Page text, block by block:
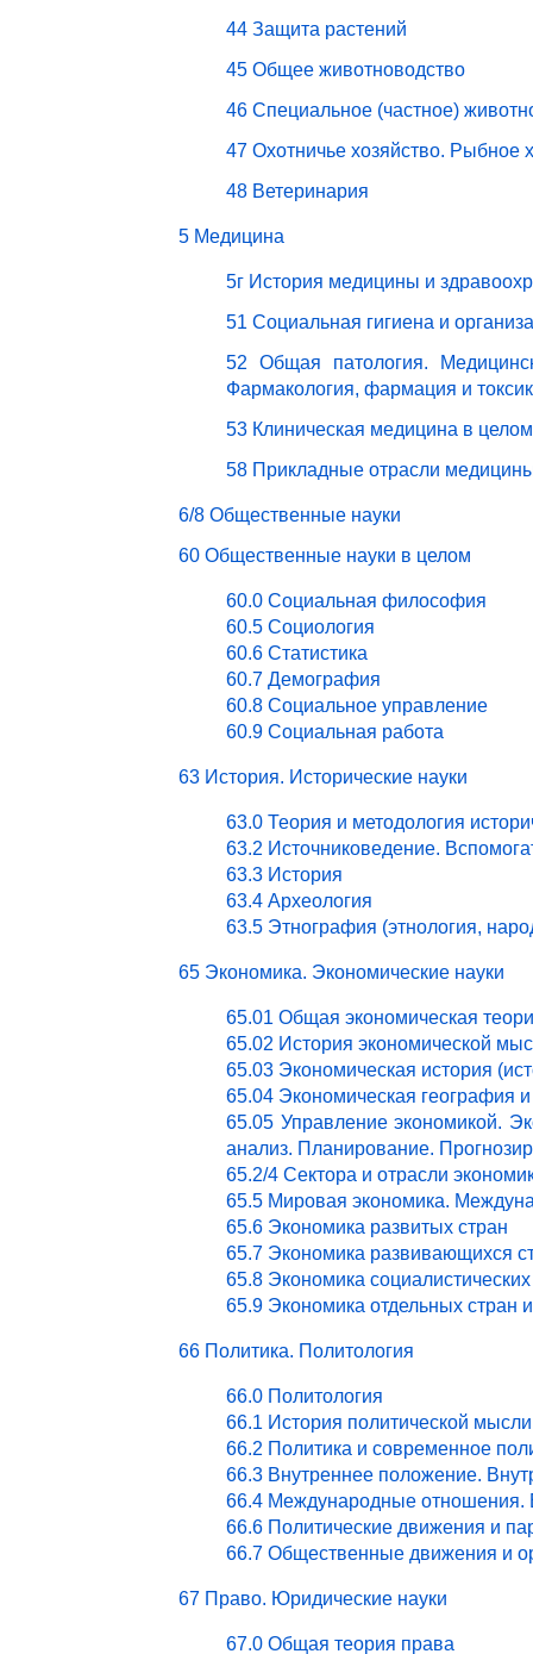
44 Защита растений
45 Общее животноводство
46 Специальное (частное)
47 Охотничье хозяйство. Рыбное
48 Ветеринария
5 Медицина
5г История медицины и
51 Социальная гигиена и
52 Общая патология.
Фармакология, фармация и
53 Клиническая медицина в целом
58 Прикладные отрасли
6/8 Общественные науки
60 Общественные науки в целом
60.0 Социальная философия
60.5 Социология
60.6 Статистика
60.7 Демография
60.8 Социальное управление
60.9 Социальная работа
63 История. Исторические науки
63.0 Теория и методология
63.2 Источниковедение.
63.3 История
63.4 Археология
63.5 Этнография (этнология,
65 Экономика. Экономические науки
65.01 Общая экономическая
65.02 История экономической
65.03 Экономическая история
65.04 Экономическая география
65.05 Управление экономикой.
анализ. Планирование.
65.2/4 Сектора и отрасли
65.5 Мировая экономика.
65.6 Экономика развитых стран
65.7 Экономика развивающихся
65.8 Экономика
65.9 Экономика отдельных стран
66 Политика. Политология
66.0 Политология
66.1 История политической мысли
66.2 Политика и современное
66.3 Внутреннее положение.
66.4 Международные отношения.
66.6 Политические движения и
66.7 Общественные движения и
67 Право. Юридические науки
67.0 Общая теория права